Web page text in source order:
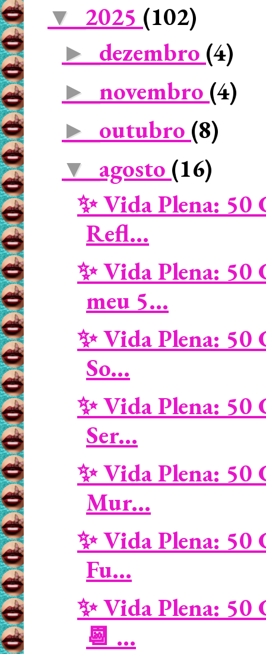
▼ 2025 (102)
► dezembro (4)
► novembro (4)
► outubro (8)
▼ agosto (16)
✨ Vida Plena: 50
Refl...
✨ Vida Plena: 50
meu 5...
✨ Vida Plena: 50
So...
✨ Vida Plena: 50
Ser...
✨ Vida Plena: 50
Mur...
✨ Vida Plena: 50
Fu...
✨ Vida Plena: 50
📆 ...